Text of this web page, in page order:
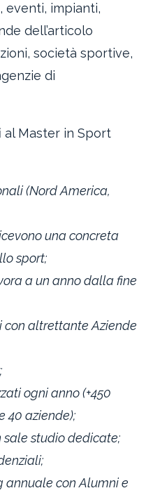
eventi, impianti,
dell’articolo
società sportive,
di
al Master in Sport
(Nord America,
una concreta
sport;
a un anno dalla fine
con altrettante Aziende
ogni anno (+450
40 aziende);
sale studio dedicate;
annuale con Alumni e